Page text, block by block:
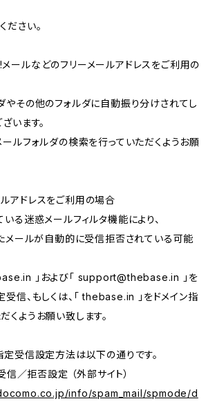
ださい。
ルなどのフリーメールアドレスをご利用の
やその他のフォルダに自動振り分けされてし
います。
ルフォルダの検索を行っていただくようお願
アドレスをご利用の場合
る迷惑メールフィルタ機能により、
メールが自動的に受信拒否されている可能
」および「 support@thebase.in
」を
受信、もしくは、「 thebase.in 」をドメイン指
くようお願い致します。
定受信設定方法は以下の通りです。
／拒否設定 （外部サイト）
info/spam_mail/spmode/d